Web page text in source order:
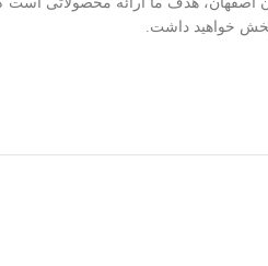
خواهید داشت.